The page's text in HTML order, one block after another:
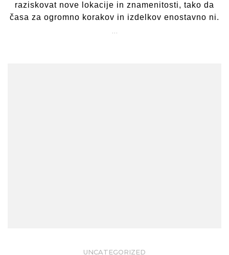
raziskovat nove lokacije in znamenitosti, tako da
časa za ogromno korakov in izdelkov enostavno ni.
…
UNCATEGORIZED